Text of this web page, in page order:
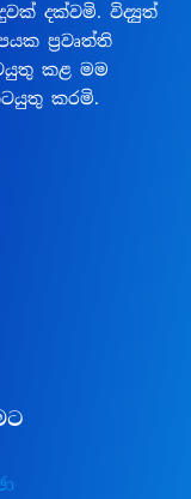
දක්වමි. විද්‍යුත්
ප්‍රවෘත්ති
කළ මම
කරමි.